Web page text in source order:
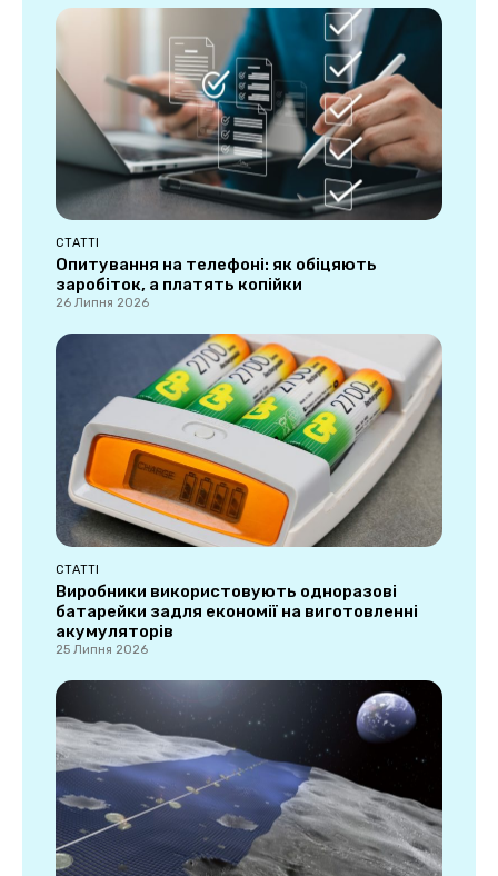
СТАТТІ
Опитування на телефоні: як обіцяють
заробіток, а платять копійки
26 Липня 2026
СТАТТІ
Виробники використовують одноразові
батарейки задля економії на виготовленні
акумуляторів
25 Липня 2026